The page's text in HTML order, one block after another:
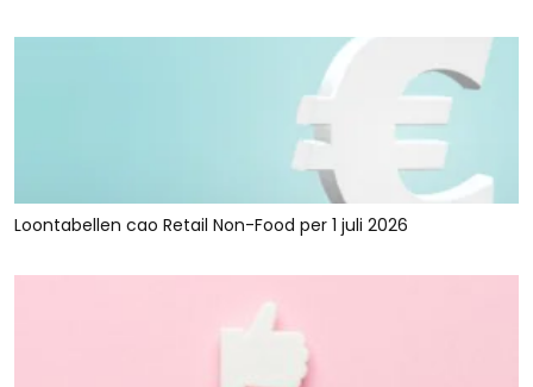
Loontabellen cao Retail Non-Food per 1 juli 2026